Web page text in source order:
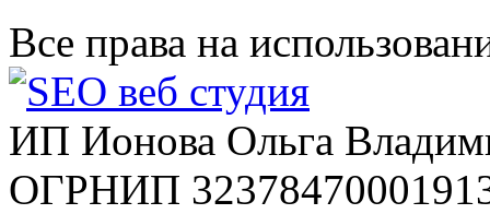
Все права на
ИП Ионова Ольга
ОГРНИП